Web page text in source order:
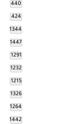
440
424
1344
1447
1291
1232
1215
1326
1264
1442